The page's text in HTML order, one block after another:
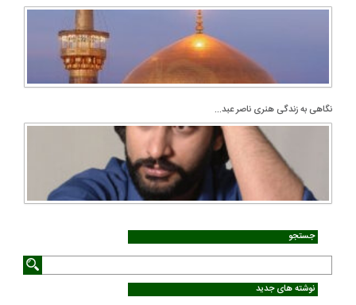
نگاهی به زندگی هنری ناصر عبد...
جستجو
نوشته های جدید